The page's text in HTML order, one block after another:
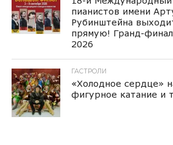
пианистов имени
Рубинштейна
прямую! Гранд-
2026
ГАСТРОЛИ
«Холодное сердце»
фигурное катание и